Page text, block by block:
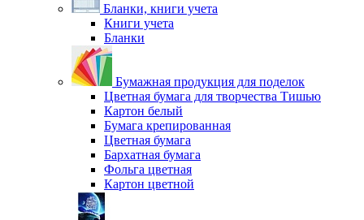
Бланки, книги учета
Книги учета
Бланки
Бумажная продукция для поделок
Цветная бумага для творчества Тишью
Картон белый
Бумага крепированная
Цветная бумага
Бархатная бумага
Фольга цветная
Картон цветной